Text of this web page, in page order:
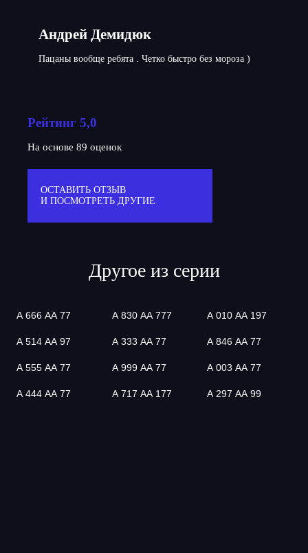
Андрей Демидюк
Пацаны вообще ребята . Четко быстро без мороза )
Рейтинг 5,0
На основе 89 оценок
ОСТАВИТЬ ОТЗЫВ
И ПОСМОТРЕТЬ ДРУГИЕ
Другое из серии
А 666 АА 77 А 830 АА 777 А 010 АА 197
А 514 АА 97 А 333 АА 77 А 846 АА 77
А 555 АА 77 А 999 АА 77 А 003 АА 77
А 444 АА 77 А 717 АА 177 А 297 АА 99